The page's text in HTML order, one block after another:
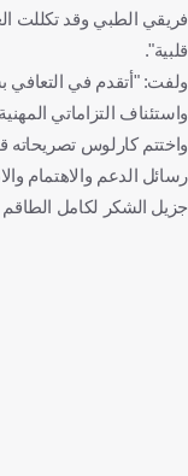
فريقي الطبي وقد تكللت
قلبية".
ولفت: "أتقدم في التعافي
واستئناف التزاماتي
واختتم كارلوس تصريحاته
رسائل الدعم والاهتمام
جزيل الشكر لكامل